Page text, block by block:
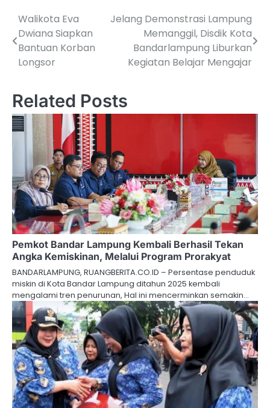
Navigasi
pos
Walikota Eva
Dwiana Siapkan
Bantuan Korban
Longsor
Jelang Demonstrasi Lampung
Memanggil, Disdik Kota
Bandarlampung Liburkan
Kegiatan Belajar Mengajar
Related Posts
Pemkot Bandar Lampung Kembali Berhasil Tekan
Angka Kemiskinan, Melalui Program Prorakyat
BANDARLAMPUNG, RUANGBERITA.CO.ID – Persentase penduduk
miskin di Kota Bandar Lampung ditahun 2025 kembali
mengalami tren penurunan, Hal ini mencerminkan semakin…